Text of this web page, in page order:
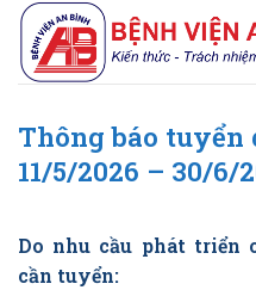
Chuyển
đến
nội
Thông báo tuyển
11/5/2026 – 30/6/
Do nhu cầu phát triển
cần tuyển: